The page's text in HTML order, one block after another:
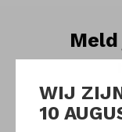
WIJ
10
Ontvang de